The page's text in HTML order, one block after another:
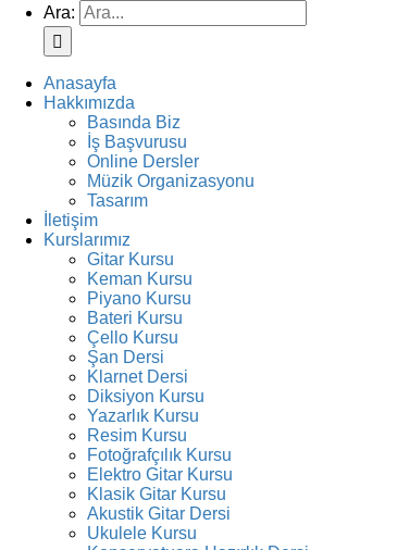
Ara:
Anasayfa
Hakkımızda
Basında Biz
İş Başvurusu
Online Dersler
Müzik Organizasyonu
Tasarım
İletişim
Kurslarımız
Gitar Kursu
Keman Kursu
Piyano Kursu
Bateri Kursu
Çello Kursu
Şan Dersi
Klarnet Dersi
Diksiyon Kursu
Yazarlık Kursu
Resim Kursu
Fotoğrafçılık Kursu
Elektro Gitar Kursu
Klasik Gitar Kursu
Akustik Gitar Dersi
Ukulele Kursu